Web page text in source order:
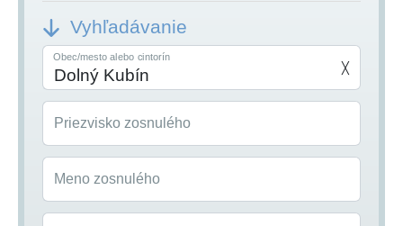
Vyhľadávanie
Obec/mesto alebo cintorín
╳
Priezvisko zosnulého
Meno zosnulého